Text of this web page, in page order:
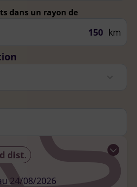
dans un rayon de
km
dist. Ouvrir
24/08/2026